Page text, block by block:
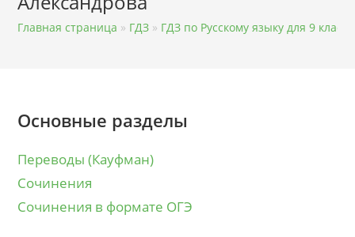
Главная страница » ГДЗ » ГДЗ по Русскому языку для 9 класса
Основные разделы
Переводы (Кауфман)
Сочинения
Сочинения в формате ОГЭ